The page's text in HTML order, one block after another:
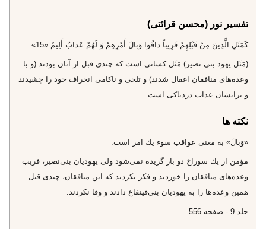
تفسیر نور (محسن قرائتی)
كَمَثَلِ الَّذِينَ مِنْ قَبْلِهِمْ قَرِيباً ذاقُوا وَبالَ أَمْرِهِمْ وَ لَهُمْ عَذابٌ أَلِيمٌ «15»
(مَثَل يهود بنى نضير) مَثَل كسانى است كه چندى قبل از آنان بودند (و با
وعده‌هاى منافقان اغفال شدند) و تلخى و ناكامى انحراف خود را چشيدند
و برايشان عذاب دردناكى است.
نکته ها
«وَبالَ» به معنى عواقب سوء يك امر است.
مؤمن از يك سوراخ دو بار گزيده نمى‌شود ولى يهوديان بنى‌نضير، فريب
وعده‌هاى منافقان را خوردند و فكر نكردند كه اين منافقان، چندى قبل
همين وعده‌ها را به يهوديان بنى‌قينقاع دادند و وفا نكردند.
جلد 9 - صفحه 556